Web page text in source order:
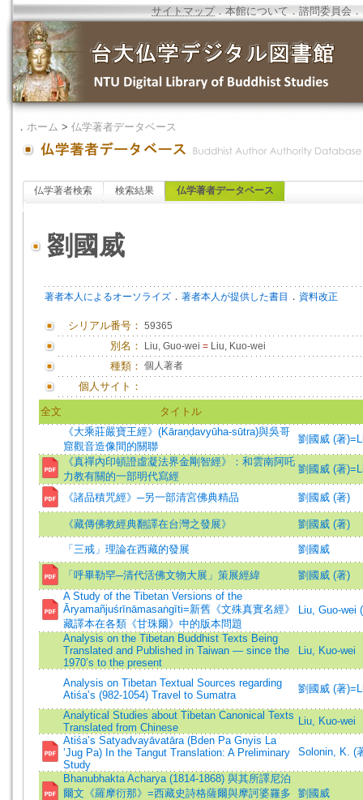
サイトマップ．本館について ．諮問委員会 ．
． ホーム > 仏学著者データベース
仏学著者検索 検索結果 仏学著者データベース
劉國威
著者本人によるオーソライズ ． 著者本人が提供した書目 ． 資料改正
シリアル番号： 59365
別名： Liu, Guo-wei = Liu, Kuo-wei
種類： 個人著者
個人サイト：
全文
タイトル
《大乘莊嚴寶王經》(Kāraṇḍavyūha-sūtra)與吳哥
窟觀音造像間的關聯
劉國威 (著
《真禪內印頓證虛凝法界金剛智經》：和雲南阿吒
力教有關的一部明代寫經
劉國威 (著
《諸品積咒經》─另一部清宮佛典精品 劉國威 (著)
《藏傳佛教經典翻譯在台灣之發展》 劉國威 (著)
「三戒」理論在西藏的發展 劉國威
「呼畢勒罕─清代活佛文物大展」策展經緯
劉國威 (著)
A Study of the Tibetan Versions of the
Āryamañjuśrīnāmasaṅgīti=新舊《文殊真實名經》
藏譯本在各類《甘珠爾》中的版本問題
Liu, Guo-wei
Analysis on the Tibetan Buddhist Texts Being
Translated and Published in Taiwan — since the
1970’s to the present
Liu, Kuo-wei
Analysis on Tibetan Textual Sources regarding
Atiśa’s (982-1054) Travel to Sumatra
劉國威 (著
Analytical Studies about Tibetan Canonical Texts
Translated from Chinese
Liu, Kuo-wei
Atiśa’s Satyadvayāvatāra (Bden Pa Gnyis La
’Jug Pa) In the Tangut Translation: A Preliminary
Study
Solonin, K. (
Bhanubhakta Acharya (1814-1868) 與其所譯尼泊
爾文《羅摩衍那》=西藏史詩格薩爾與摩訶婆羅多
劉國威